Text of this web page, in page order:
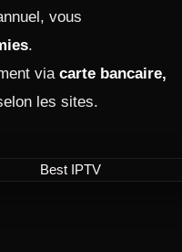
vous
.
via carte bancaire,
les sites.